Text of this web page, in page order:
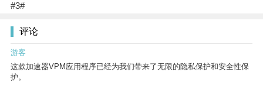
#3#
评论
游客
这款加速器VPM应用程序已经为我们带来了无限的隐私保护和安全性保
护。